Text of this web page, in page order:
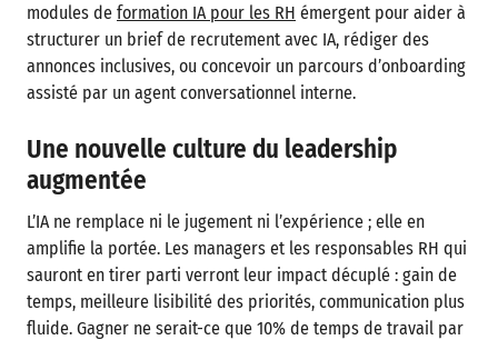
modules de formation IA pour les RH émergent pour aider à
structurer un brief de recrutement avec IA, rédiger des
annonces inclusives, ou concevoir un parcours d’onboarding
assisté par un agent conversationnel interne.
Une nouvelle culture du leadership
augmentée
L’IA ne remplace ni le jugement ni l’expérience ; elle en
amplifie la portée. Les managers et les responsables RH qui
sauront en tirer parti verront leur impact décuplé : gain de
temps, meilleure lisibilité des priorités, communication plus
fluide. Gagner ne serait-ce que 10% de temps de travail par